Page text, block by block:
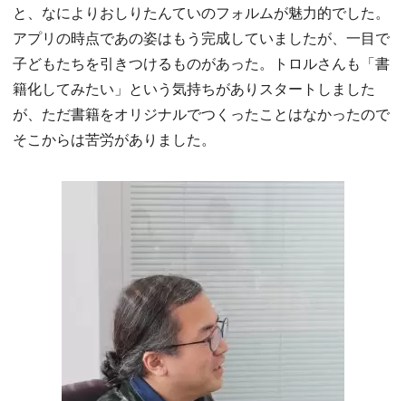
と、なによりおしりたんていのフォルムが魅力的でした。
アプリの時点であの姿はもう完成していましたが、一目で
子どもたちを引きつけるものがあった。トロルさんも「書
籍化してみたい」という気持ちがありスタートしました
が、ただ書籍をオリジナルでつくったことはなかったので
そこからは苦労がありました。